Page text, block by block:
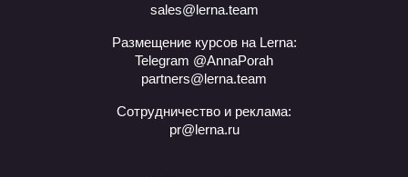
sales@lerna.team
Размещение курсов на Lerna:
Telegram @AnnaPorah
partners@lerna.team
Сотрудничество и реклама:
pr@lerna.ru